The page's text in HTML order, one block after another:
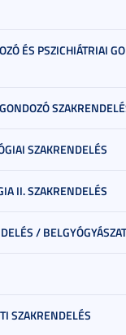
ÉS PSZICHIÁTRIAI
SZAKRENDELÉS
II. SZAKRENDELÉS
/
SZAKRENDELÉS